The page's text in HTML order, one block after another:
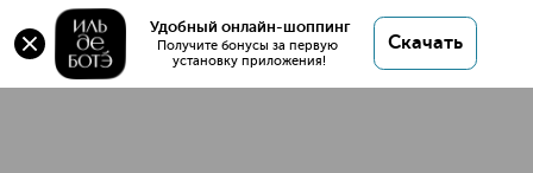
Удобный онлайн-шоппинг
Получите бонусы за первую
установку приложения!
Скачать